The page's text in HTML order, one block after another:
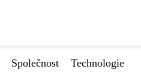
Společnost Technologie